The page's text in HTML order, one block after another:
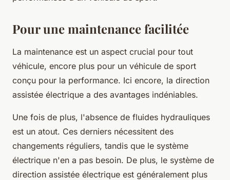
Pour une maintenance facilitée
La maintenance est un aspect crucial pour tout
véhicule, encore plus pour un véhicule de sport
conçu pour la performance. Ici encore, la direction
assistée électrique a des avantages indéniables.
Une fois de plus, l'absence de fluides hydrauliques
est un atout. Ces derniers nécessitent des
changements réguliers, tandis que le système
électrique n'en a pas besoin. De plus, le système de
direction assistée électrique est généralement plus